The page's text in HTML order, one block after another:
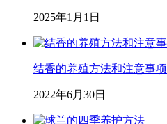
2025年1月1日
结香的养殖方法和注意事项
2022年6月30日